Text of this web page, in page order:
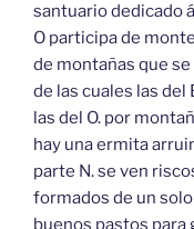
santuario dedicado á
O participa de
de montañas que se
de las cuales las del
las del O. por
hay una ermita
parte N. se ven
formados de un
buenos pastos para